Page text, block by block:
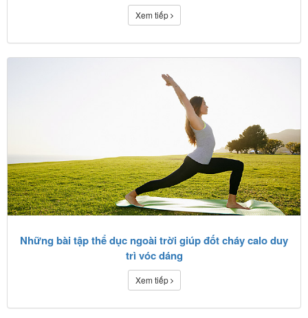
Xem tiếp
Những bài tập thể dục ngoài trời giúp đốt cháy calo duy
trì vóc dáng
Xem tiếp